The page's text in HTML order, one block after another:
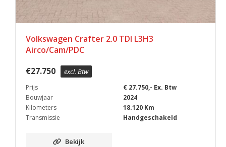
Volkswagen Crafter 2.0 TDI L3H3
Airco/Cam/PDC
€27.750 excl. Btw
Prijs
€ 27.750,- Ex. Btw
Bouwjaar
2024
Kilometers
18.120 Km
Transmissie
Handgeschakeld
Bekijk